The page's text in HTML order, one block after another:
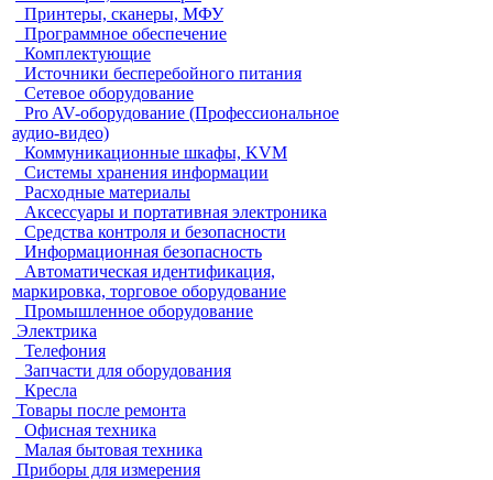
Принтеры, сканеры, МФУ
Программное обеспечение
Комплектующие
Источники бесперебойного питания
Сетевое оборудование
Pro AV-оборудование (Профессиональное
аудио-видео)
Коммуникационные шкафы, KVM
Системы хранения информации
Расходные материалы
Аксессуары и портативная электроника
Средства контроля и безопасности
Информационная безопасность
Автоматическая идентификация,
маркировка, торговое оборудование
Промышленное оборудование
Электрика
Телефония
Запчасти для оборудования
Кресла
Товары после ремонта
Офисная техника
Малая бытовая техника
Приборы для измерения